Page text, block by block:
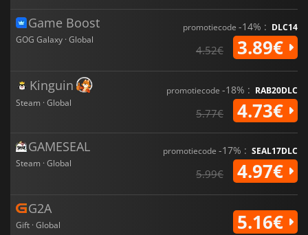
Game Boost
GOG Galaxy · Global
promotiecode -14% : DLC14
4.52€ 3.89€
Kinguin
Steam · Global
promotiecode -18% : RAB20DLC
5.77€ 4.73€
GAMESEAL
Steam · Global
promotiecode -17% : SEAL17DLC
5.99€ 4.97€
G2A
Gift · Global 5.16€